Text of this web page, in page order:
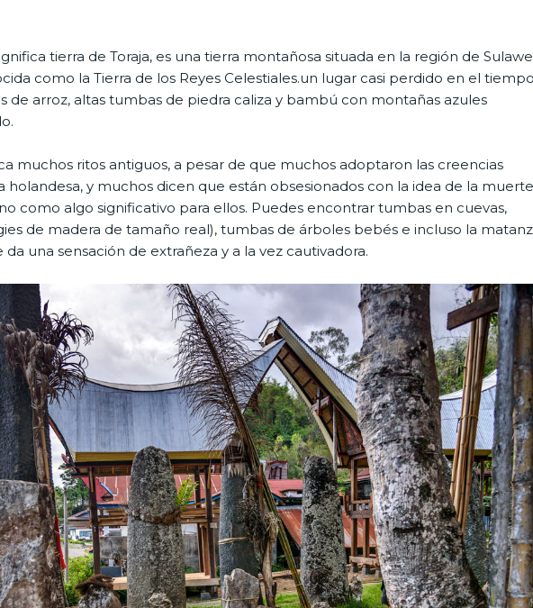
tierra de Toraja, es una tierra montañosa situada en la región de
como la Tierra de los Reyes Celestiales.un lugar casi perdido en el
de arroz, altas tumbas de piedra caliza y bambú con montañas azules
muchos ritos antiguos, a pesar de que muchos adoptaron las creencias
holandesa, y muchos dicen que están obsesionados con la idea de la
como algo significativo para ellos. Puedes encontrar tumbas en cuevas,
de madera de tamaño real), tumbas de árboles bebés e incluso la
una sensación de extrañeza y a la vez cautivadora.